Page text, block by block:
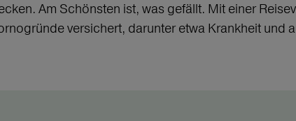
Am Schönsten ist, was gefällt. Mit einer
versichert, darunter etwa Krankheit und